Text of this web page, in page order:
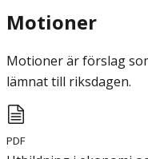
Motioner
Motioner är förslag
lämnat till riksdagen.
PDF